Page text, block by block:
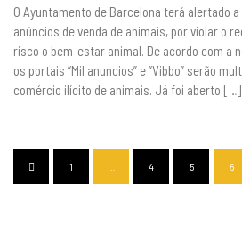
O Ayuntamento de Barcelona terá alertado
anúncios de venda de animais, por violar o
risco o bem-estar animal. De acordo com a
os portais “Mil anuncios” e “Vibbo” serão
comércio ilícito de animais. Já foi aberto […]
1 4 5 6